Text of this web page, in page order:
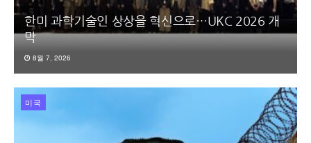
한미 과학기술인 상상을 혁신으로…UKC 2026 개
막
8월 7, 2026
미국